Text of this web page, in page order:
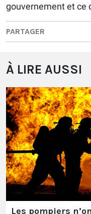
gouvernement et ce
PARTAGER
À LIRE AUSSI
Les pompiers